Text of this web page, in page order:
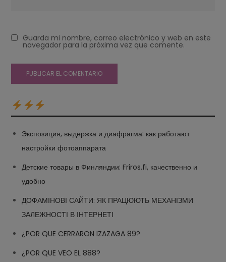
Guarda mi nombre, correo electrónico y web en este
navegador para la próxima vez que comente.
Экспозиция, выдержка и диафрагма: как работают
настройки фотоаппарата
Детские товары в Финляндии: Friros.fi, качественно и
удобно
ДОФАМІНОВІ САЙТИ: ЯК ПРАЦЮЮТЬ МЕХАНІЗМИ
ЗАЛЕЖНОСТІ В ІНТЕРНЕТІ
¿POR QUE CERRARON IZAZAGA 89?
¿POR QUE VEO EL 888?